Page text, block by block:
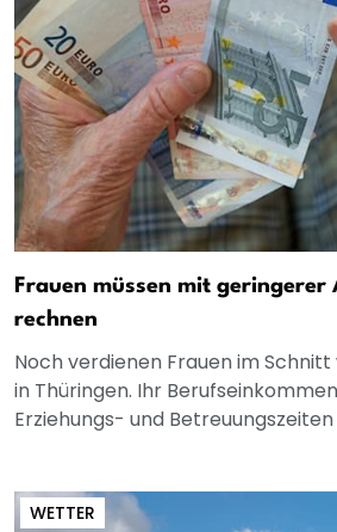
Frauen müssen mit
rechnen
Noch verdienen Frauen im
in Thüringen. Ihr
Erziehungs- und Betreuungszeiten
WETTER